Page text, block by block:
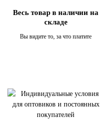
Весь товар в наличии на
складе
Вы видите то, за что платите